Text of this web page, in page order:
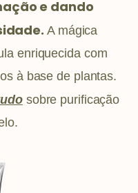
e dando
A mágica
enriquecida com
à base de plantas.
sobre purificação